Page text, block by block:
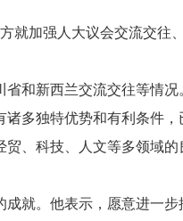
加强人大议会交流交往
新西兰交流交往等情况
多独特优势和有利条件
、科技、人文等多领域
。他表示，愿意进一步